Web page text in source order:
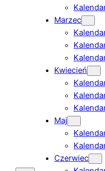
Marzec
Kwiecień
Maj
Czerwiec